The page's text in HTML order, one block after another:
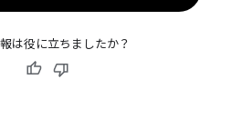
は役に立ちましたか？